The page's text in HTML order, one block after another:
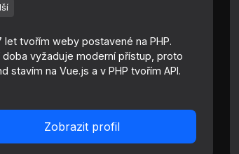
let tvořím weby postavené na PHP.
doba vyžaduje moderní přístup, proto
stavím na Vue.js a v PHP tvořím API.
Zobrazit profil